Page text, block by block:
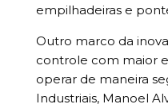
empilhadeiras e
Outro marco da
controle com maior
operar de maneira
Industriais, Manoel